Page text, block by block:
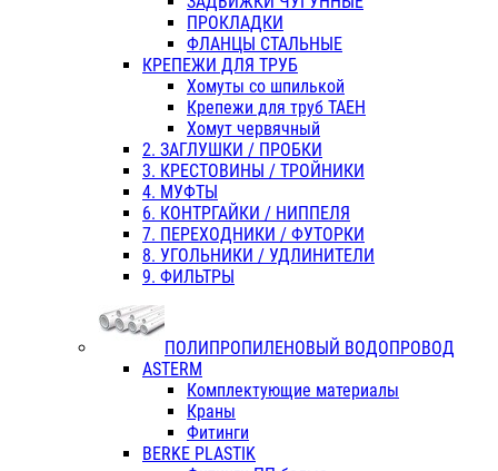
ПРОКЛАДКИ
ФЛАНЦЫ СТАЛЬНЫЕ
КРЕПЕЖИ ДЛЯ ТРУБ
Хомуты со шпилькой
Крепежи для труб ТАЕН
Хомут червячный
2. ЗАГЛУШКИ / ПРОБКИ
3. КРЕСТОВИНЫ / ТРОЙНИКИ
4. МУФТЫ
6. КОНТРГАЙКИ / НИППЕЛЯ
7. ПЕРЕХОДНИКИ / ФУТОРКИ
8. УГОЛЬНИКИ / УДЛИНИТЕЛИ
9. ФИЛЬТРЫ
ПОЛИПРОПИЛЕНОВЫЙ ВОДОПРОВОД
ASTERM
Комплектующие материалы
Краны
Фитинги
BERKE PLASTIK